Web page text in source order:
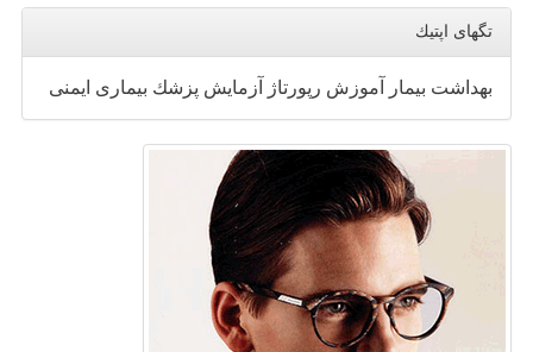
تگهای اپتیك
بهداشت بیمار آموزش رپورتاژ آزمایش پزشك بیماری ایمنی